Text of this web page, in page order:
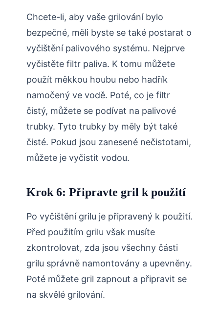
Chcete-li, aby vaše grilování bylo
bezpečné, měli byste se také postarat o
vyčištění palivového systému. Nejprve
vyčistěte filtr paliva. K tomu můžete
použít měkkou houbu nebo hadřík
namočený ve vodě. Poté, co je filtr
čistý, můžete se podívat na palivové
trubky. Tyto trubky by měly být také
čisté. Pokud jsou zanesené nečistotami,
můžete je vyčistit vodou.
Krok 6: Připravte gril k použití
Po vyčištění grilu je připravený k použití.
Před použitím grilu však musíte
zkontrolovat, zda jsou všechny části
grilu správně namontovány a upevněny.
Poté můžete gril zapnout a připravit se
na skvělé grilování.